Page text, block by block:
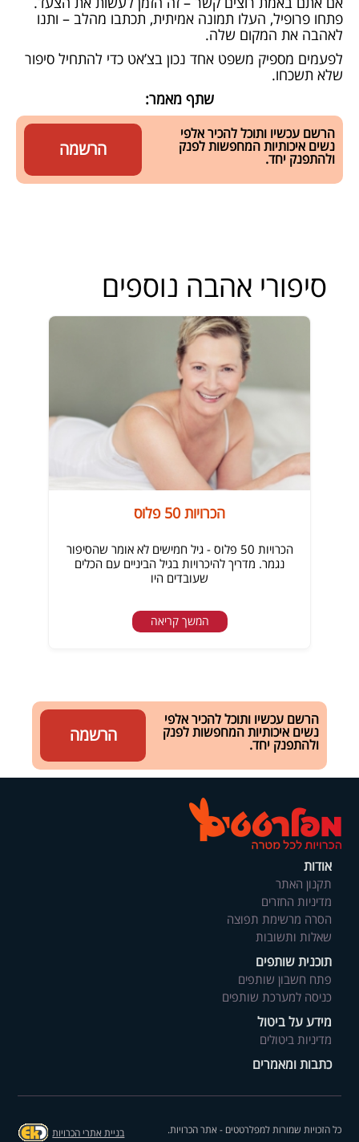
פתחו פרופיל, העלו תמונה אמיתית, תכתבו מהלב – ותנו
לאהבה את המקום שלה.
לפעמים מספיק משפט אחד נכון בצ’אט כדי להתחיל סיפור
שלא תשכחו.
שתף מאמר:
הרשמה
הרשם עכשיו ותוכל להכיר אלפי
נשים איכותיות המחפשות לפנק
ולהתפנק יחד.
סיפורי אהבה נוספים
הכרויות 50 פלוס
הכרויות 50 פלוס - גיל חמישים לא אומר שהסיפור
נגמר. מדריך להיכרויות בגיל הביניים עם הכלים
שעובדים היו
המשך קריאה
הרשמה
הרשם עכשיו ותוכל להכיר אלפי
נשים איכותיות המחפשות לפנק
ולהתפנק יחד.
אודות
תקנון האתר
מדיניות החזרים
הסרה מרשימת תפוצה
שאלות ותשובות
תוכנית שותפים
פתח חשבון שותפים
כניסה למערכת שותפים
מידע על ביטול
מדיניות ביטולים
כתבות ומאמרים
כל הזכויות שמורות למפלרטטים - אתר הכרויות. בניית אתרי הכרויות